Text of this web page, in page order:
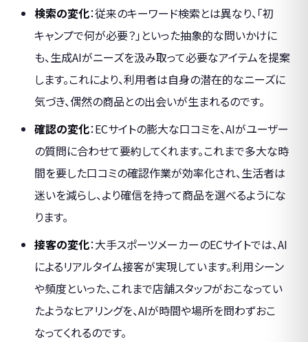
検索の変化：従来のキーワード検索とは異なり、「初
キャンプで何が必要？」といった抽象的な問いかけに
も、生成AIがニーズを汲み取って必要なアイテムを提案
します。これにより、利用者は自身の潜在的なニーズに
気づき、偶然の商品との出会いが生まれるのです。
確認の変化：ECサイトの膨大な口コミを、AIがユーザー
の質問に合わせて要約してくれます。これまで多大な時
間を要した口コミの確認作業が効率化され、生活者は
迷いを減らし、より確信を持って商品を選べるようにな
ります。
接客の変化：大手スポーツメーカーのECサイトでは、AI
によるリアルタイム接客が実現しています。利用シーン
や頻度といった、これまで店舗スタッフがおこなってい
たようなヒアリングを、AIが時間や場所を問わずおこ
なってくれるのです。